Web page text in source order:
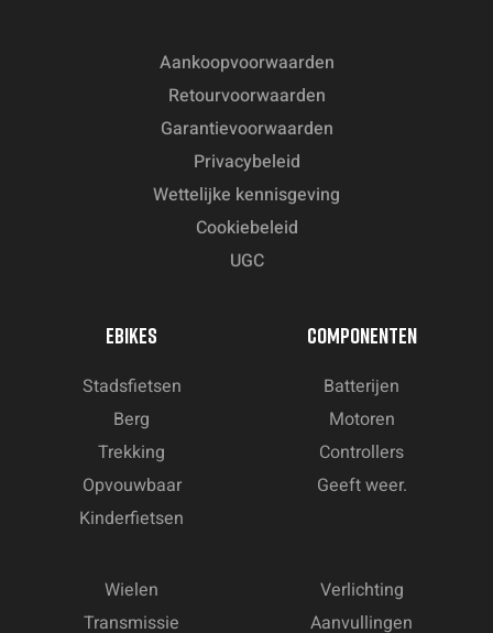
Aankoopvoorwaarden
Retourvoorwaarden
Garantievoorwaarden
Privacybeleid
Wettelijke kennisgeving
Cookiebeleid
UGC
EBIKES
Stadsfietsen
Berg
Trekking
Opvouwbaar
Kinderfietsen
COMPONENTEN
Batterijen
Motoren
Controllers
Geeft weer.
Wielen
Transmissie
Verlichting
Aanvullingen